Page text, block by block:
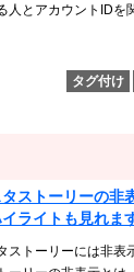
人とアカウントIDを
タグ付け
ストーリーの非
ライトも見れま
ストーリーには非表